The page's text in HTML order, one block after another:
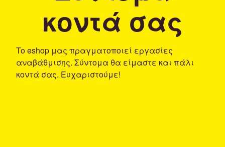
κοντά σας
To eshop μας πραγματοποιεί εργασίες
αναβάθμισης. Σύντομα θα είμαστε και πάλι
κοντά σας. Ευχαριστούμε!